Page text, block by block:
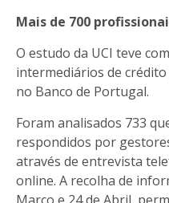
Mais de 700
O estudo da UCI teve
intermediários de
no Banco de Portugal.
Foram analisados 733
respondidos por
através de entrevista
online. A recolha de